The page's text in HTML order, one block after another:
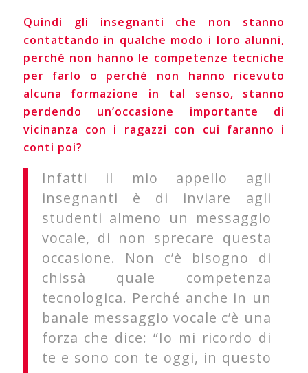
Quindi gli insegnanti che non stanno
contattando in qualche modo i loro alunni,
perché non hanno le competenze tecniche
per farlo o perché non hanno ricevuto
alcuna formazione in tal senso, stanno
perdendo un’occasione importante di
vicinanza con i ragazzi con cui faranno i
conti poi?
Infatti il mio appello agli
insegnanti è di inviare agli
studenti almeno un messaggio
vocale, di non sprecare questa
occasione. Non c’è bisogno di
chissà quale competenza
tecnologica. Perché anche in un
banale messaggio vocale c’è una
forza che dice: “Io mi ricordo di
te e sono con te oggi, in questo